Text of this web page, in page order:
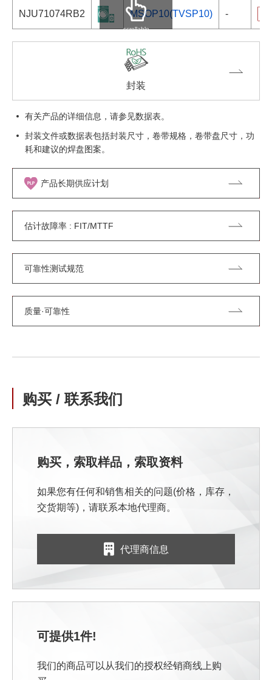
NJU71074RB2 MSOP10(TVSP10) -
scrollable
封装
有关产品的详细信息，请参见数据表。
封装文件或数据表包括封装尺寸，卷带规格，卷带盘尺寸，功
耗和建议的焊盘图案。
产品长期供应计划
估计故障率 : FIT/MTTF
可靠性测试规范
质量·可靠性
购买 / 联系我们
购买，索取样品，索取资料
如果您有任何和销售相关的问题(价格，库存，
交货期等)，请联系本地代理商。
代理商信息
可提供1件!
我们的商品可以从我们的授权经销商线上购